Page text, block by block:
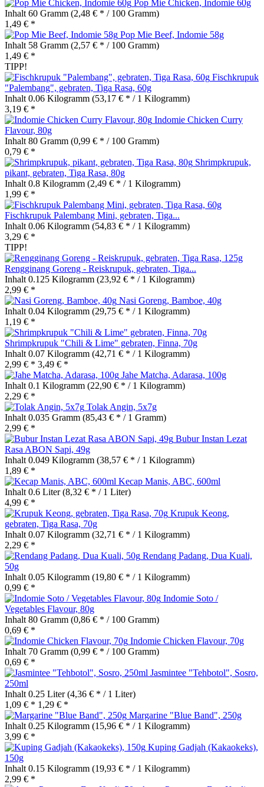
Pop Mie Chicken, Indomie 60g
Inhalt 60 Gramm (2,48 € * / 100 Gramm)
1,49 € *
Pop Mie Beef, Indomie 58g
Inhalt 58 Gramm (2,57 € * / 100 Gramm)
1,49 € *
TIPP!
Fischkrupuk
"Palembang", gebraten, Tiga Rasa, 60g
Inhalt 0.06 Kilogramm (53,17 € * / 1 Kilogramm)
3,19 € *
Indomie Chicken Curry
Flavour, 80g
Inhalt 80 Gramm (0,99 € * / 100 Gramm)
0,79 € *
Shrimpkrupuk,
pikant, gebraten, Tiga Rasa, 80g
Inhalt 0.8 Kilogramm (2,49 € * / 1 Kilogramm)
1,99 € *
Fischkrupuk Palembang Mini, gebraten, Tiga...
Inhalt 0.06 Kilogramm (54,83 € * / 1 Kilogramm)
3,29 € *
TIPP!
Rengginang Goreng - Reiskrupuk, gebraten, Tiga...
Inhalt 0.125 Kilogramm (23,92 € * / 1 Kilogramm)
2,99 € *
Nasi Goreng, Bamboe, 40g
Inhalt 0.04 Kilogramm (29,75 € * / 1 Kilogramm)
1,19 € *
Shrimpkrupuk "Chili & Lime" gebraten, Finna, 70g
Inhalt 0.07 Kilogramm (42,71 € * / 1 Kilogramm)
2,99 € * 3,49 € *
Jahe Matcha, Adarasa, 100g
Inhalt 0.1 Kilogramm (22,90 € * / 1 Kilogramm)
2,29 € *
Tolak Angin, 5x7g
Inhalt 0.035 Gramm (85,43 € * / 1 Gramm)
2,99 € *
Bubur Instan Lezat
Rasa ABON Sapi, 49g
Inhalt 0.049 Kilogramm (38,57 € * / 1 Kilogramm)
1,89 € *
Kecap Manis, ABC, 600ml
Inhalt 0.6 Liter(8,32 € * / 1 Liter)
4,99 € *
Krupuk Keong,
gebraten, Tiga Rasa, 70g
Inhalt 0.07 Kilogramm (32,71 € * / 1 Kilogramm)
2,29 € *
Rendang Padang, Dua Kuali,
50g
Inhalt 0.05 Kilogramm (19,80 € * / 1 Kilogramm)
0,99 € *
Indomie Soto /
Vegetables Flavour, 80g
Inhalt 80 Gramm (0,86 € * / 100 Gramm)
0,69 € *
Indomie Chicken Flavour, 70g
Inhalt 70 Gramm (0,99 € * / 100 Gramm)
0,69 € *
Jasmintee "Tehbotol", Sosro,
250ml
Inhalt 0.25 Liter(4,36 € * / 1 Liter)
1,09 € * 1,29 € *
Margarine "Blue Band", 250g
Inhalt 0.25 Kilogramm (15,96 € * / 1 Kilogramm)
3,99 € *
Kuping Gadjah (Kakaokeks),
150g
Inhalt 0.15 Kilogramm (19,93 € * / 1 Kilogramm)
2,99 € *